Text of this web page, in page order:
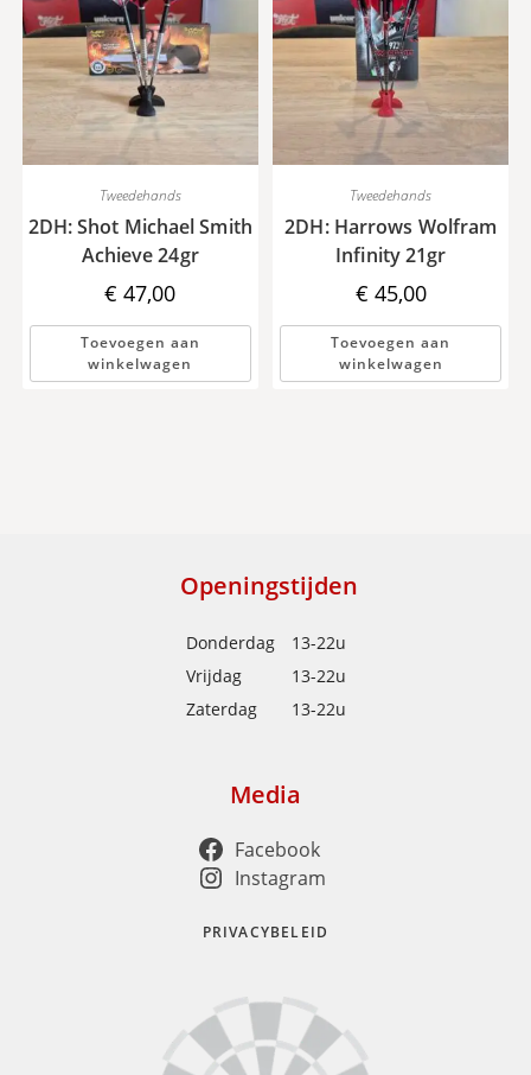
Tweedehands
2DH: Shot Michael Smith
Achieve 24gr
€ 47,00
Toevoegen aan
winkelwagen
Tweedehands
2DH: Harrows Wolfram
Infinity 21gr
€ 45,00
Toevoegen aan
winkelwagen
Openingstijden
Donderdag
13-22u
Vrijdag
13-22u
Zaterdag
13-22u
Media
Facebook
Instagram
PRIVACYBELEID